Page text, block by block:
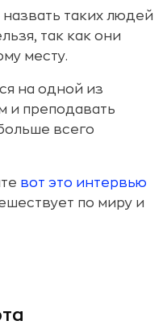
таких людей
так как они
месту.
на одной из
и преподавать
всего
вот это интервью
по миру и